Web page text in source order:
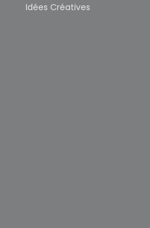
Idées Créatives